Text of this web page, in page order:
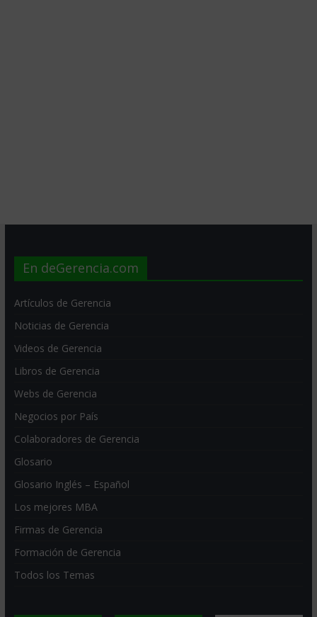
En deGerencia.com
Artículos de Gerencia
Noticias de Gerencia
Videos de Gerencia
Libros de Gerencia
Webs de Gerencia
Negocios por País
Colaboradores de Gerencia
Glosario
Glosario Inglés – Español
Los mejores MBA
Firmas de Gerencia
Formación de Gerencia
Todos los Temas